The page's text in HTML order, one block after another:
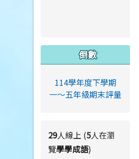
倒數
114學年度下學期
一～五年級期末評量
29人線上 (5人在瀏
覽學學成語)